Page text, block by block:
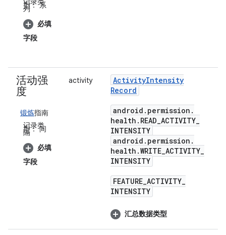
型：系
列
必填
字段
活动强
度
锻炼指南
记录类
型：间
隔
必填
字段
activity ActivityIntensity
Record
android . permission .
health . READ_ACTIVITY_
INTENSITY
android . permission .
health .WRITE_ACTIVITY_
INTENSITY
FEATURE_ACTIVITY_
INTENSITY
汇总数据类型